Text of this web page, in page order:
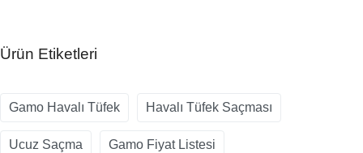
Ürün Etiketleri
Gamo Havalı Tüfek Havalı Tüfek Saçması
Ucuz Saçma Gamo Fiyat Listesi